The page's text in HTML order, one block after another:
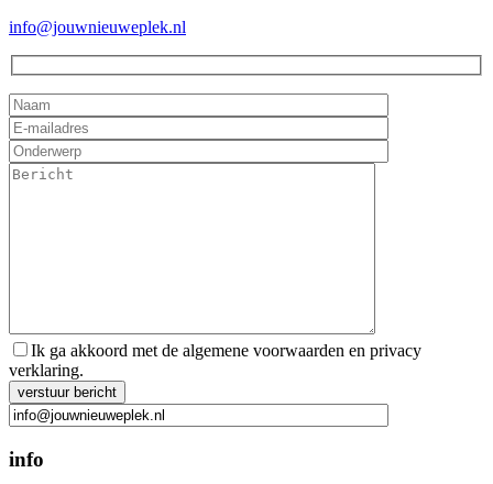
info@jouwnieuweplek.nl
Ik ga akkoord met de algemene voorwaarden en privacy
verklaring.
Gelieve dit veld leeg te laten.
info